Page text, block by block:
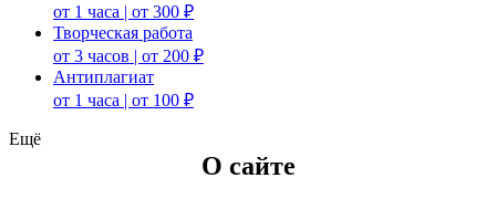
от 1 часа | от 300 ₽
Творческая работа
от 3 часов | от 200 ₽
Антиплагиат
от 1 часа | от 100 ₽
Ещё
О сайте